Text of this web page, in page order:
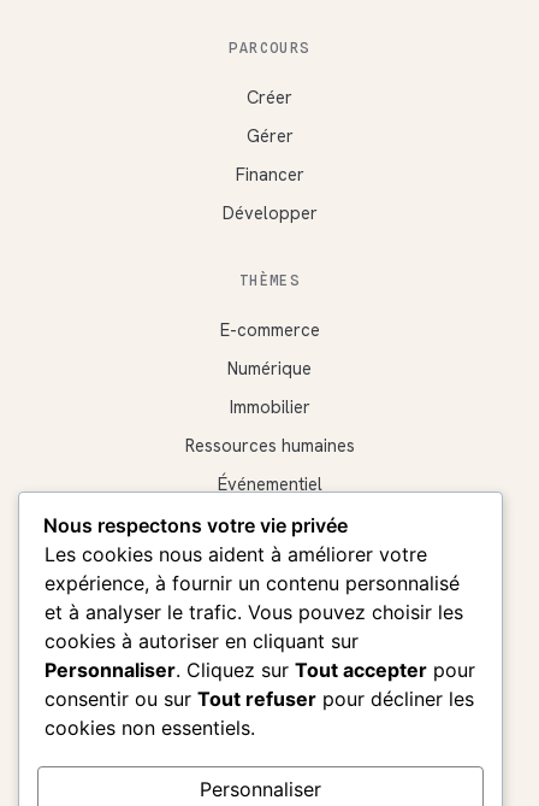
PARCOURS
Créer
Gérer
Financer
Développer
THÈMES
E-commerce
Numérique
Immobilier
Ressources humaines
Événementiel
Transverse
LE SITE
Le mag
Diagnostic
Partenaires
À propos
Nous respectons votre vie privée
Les cookies nous aident à améliorer votre
expérience, à fournir un contenu personnalisé
et à analyser le trafic. Vous pouvez choisir les
cookies à autoriser en cliquant sur
Personnaliser. Cliquez sur Tout accepter pour
consentir ou sur Tout refuser pour décliner les
cookies non essentiels.
Personnaliser